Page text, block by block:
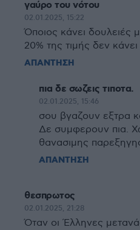
γαύρο του νότου
02.01.2025, 15:22
Όποιος κάνει δουλειές
20% της τιμής δεν
ΑΠΑΝΤΗΣΗ
πια δε σωζεις τιποτα.
02.01.2025, 15:46
σου βγαζουν εξτρα
Δε συμφερουν πια.
θανασιμης
ΑΠΑΝΤΗΣΗ
θεσπρωτος
02.01.2025, 21:28
Όταν οι Έλληνες